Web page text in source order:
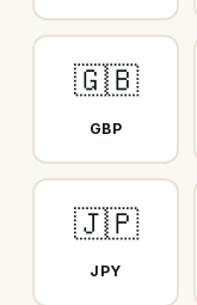
🇬🇧
GBP
🇯🇵
JPY